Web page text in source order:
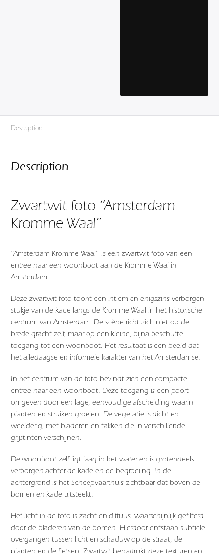
Description
Description
Zwartwit foto “Amsterdam
Kromme Waal”
“Amsterdam Kromme Waal” is een zwartwit foto van een
entree naar een woonboot aan de Kromme Waal in
Amsterdam.
Deze zwartwit foto toont een intiem en enigszins verborgen
stukje van de kade langs de Kromme Waal in het historische
centrum vanAmsterdam. De scène richt zich niet op de
brede gracht zelf, maar op een kleine, bijna beschutte
toegang tot een woonboot. Het resultaat is een beeld dat
het alledaagse en informele karakter van het Amsterdamse.
In het centrum van de foto bevindt zich een compacte
entree naar een woonboot. Deze toegang is een poort
omgeven door een lage, eenvoudige afscheiding waarin
planten en struiken groeien. De vegetatie is dicht en
weelderig, met bladeren en takken die in verschillende
grijstinten verschijnen.
De woonboot zelf ligt laag in het water en is grotendeels
verborgen achter de kade en de begroeiing. In de
achtergrond is het Scheepvaarthuis zichtbaar dat boven de
bomen en kade uitsteekt.
Het licht in de foto is zacht en diffuus, waarschijnlijk gefilterd
door de bladeren van de bomen. Hierdoor ontstaan subtiele
overgangen tussen licht en schaduw op de straat, de
planten en de fietsen. Zwartwit benadrukt deze texturen en